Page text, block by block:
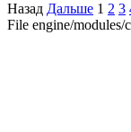
Назад Дальше 1 2 3
File engine/modules/